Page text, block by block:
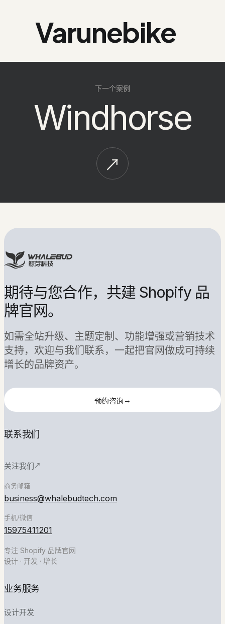
Varunebike
下一个案例
Windhorse
告
诉
我
们
你
的
想
法
司
邮箱
简
单
说
公司名称
品牌名称 鲸芽科技
联系电话 15975411201
提建议
商务邮箱 business@whalebudtech.com
工作时间 周一至周五 09:00 - 18:00
关注我们
小红书
公众号
期待与您合作，共建 Shopify 品
牌官网。
如需全站升级、主题定制、功能增强或营销技术
支持，欢迎与我们联系，一起把官网做成可持续
增长的品牌资产。
预约咨询
预约咨询
→
联系我们
关注我们 ↗
商务邮箱
business@whalebudtech.com
手机/微信
15975411201
专注 Shopify 品牌官网
设计 · 开发 · 增长
业务服务
设计开发